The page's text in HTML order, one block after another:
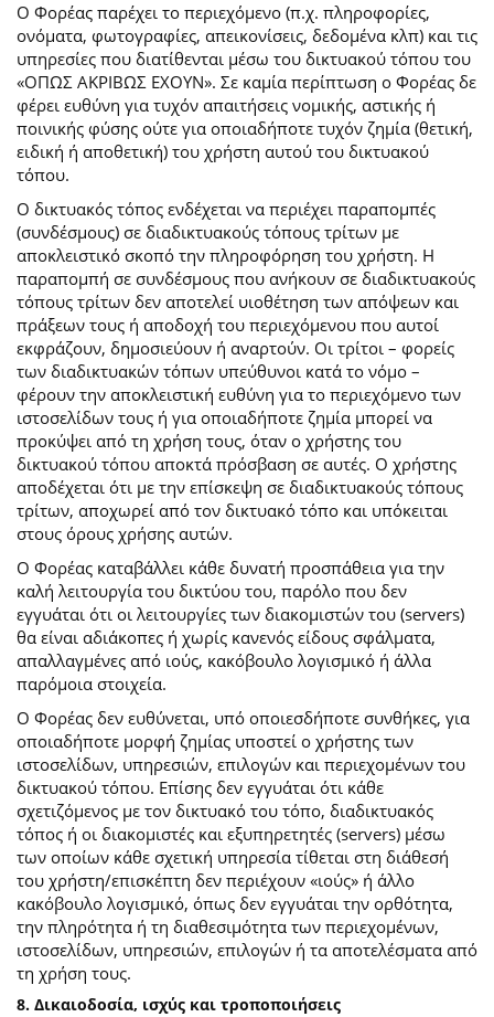
Ο Φορέας παρέχει το περιεχόμενο (π.χ. πληροφορίες,
ονόματα, φωτογραφίες, απεικονίσεις, δεδομένα κλπ) και τις
υπηρεσίες που διατίθενται μέσω του δικτυακού τόπου του
«ΟΠΩΣ ΑΚΡΙΒΩΣ ΕΧΟΥΝ». Σε καμία περίπτωση ο Φορέας δε
φέρει ευθύνη για τυχόν απαιτήσεις νομικής, αστικής ή
ποινικής φύσης ούτε για οποιαδήποτε τυχόν ζημία (θετική,
ειδική ή αποθετική) του χρήστη αυτού του δικτυακού
τόπου.
O δικτυακός τόπος ενδέχεται να περιέχει παραπομπές
(συνδέσμους) σε διαδικτυακούς τόπους τρίτων με
αποκλειστικό σκοπό την πληροφόρηση του χρήστη. Η
παραπομπή σε συνδέσμους που ανήκουν σε διαδικτυακούς
τόπους τρίτων δεν αποτελεί υιοθέτηση των απόψεων και
πράξεων τους ή αποδοχή του περιεχόμενου που αυτοί
εκφράζουν, δημοσιεύουν ή αναρτούν. Οι τρίτοι – φορείς
των διαδικτυακών τόπων υπεύθυνοι κατά το νόμο –
φέρουν την αποκλειστική ευθύνη για το περιεχόμενο των
ιστοσελίδων τους ή για οποιαδήποτε ζημία μπορεί να
προκύψει από τη χρήση τους, όταν ο χρήστης του
δικτυακού τόπου αποκτά πρόσβαση σε αυτές. Ο χρήστης
αποδέχεται ότι με την επίσκεψη σε διαδικτυακούς τόπους
τρίτων, αποχωρεί από τον δικτυακό τόπο και υπόκειται
στους όρους χρήσης αυτών.
Ο Φορέας καταβάλλει κάθε δυνατή προσπάθεια για την
καλή λειτουργία του δικτύου του, παρόλο που δεν
εγγυάται ότι οι λειτουργίες των διακομιστών του (servers)
θα είναι αδιάκοπες ή χωρίς κανενός είδους σφάλματα,
απαλλαγμένες από ιούς, κακόβουλο λογισμικό ή άλλα
παρόμοια στοιχεία.
Ο Φορέας δεν ευθύνεται, υπό οποιεσδήποτε συνθήκες, για
οποιαδήποτε μορφή ζημίας υποστεί ο χρήστης των
ιστοσελίδων, υπηρεσιών, επιλογών και περιεχομένων του
δικτυακού τόπου. Επίσης δεν εγγυάται ότι κάθε
σχετιζόμενος με τον δικτυακό του τόπο, διαδικτυακός
τόπος ή οι διακομιστές και εξυπηρετητές (servers) μέσω
των οποίων κάθε σχετική υπηρεσία τίθεται στη διάθεσή
του χρήστη/επισκέπτη δεν περιέχουν «ιούς» ή άλλο
κακόβουλο λογισμικό, όπως δεν εγγυάται την ορθότητα,
την πληρότητα ή τη διαθεσιμότητα των περιεχομένων,
ιστοσελίδων, υπηρεσιών, επιλογών ή τα αποτελέσματα από
τη χρήση τους.
8. Δικαιοδοσία, ισχύς και τροποποιήσεις